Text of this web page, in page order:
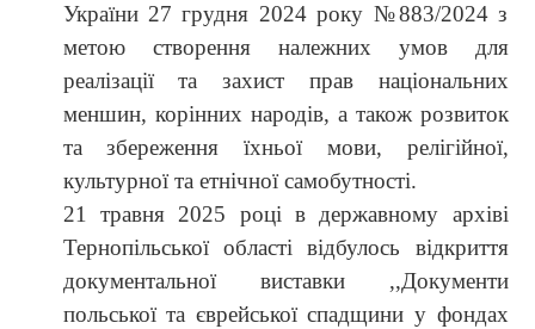
України 27 грудня 2024 року №883/2024 з
метою створення належних умов для
реалізації та захист прав національних
меншин, корінних народів, а також розвиток
та збереження їхньої мови, релігійної,
культурної та етнічної самобутності.
21 травня 2025 році в державному архіві
Тернопільської області відбулось відкриття
документальної виставки ,,Документи
польської та єврейської спадщини у фондах